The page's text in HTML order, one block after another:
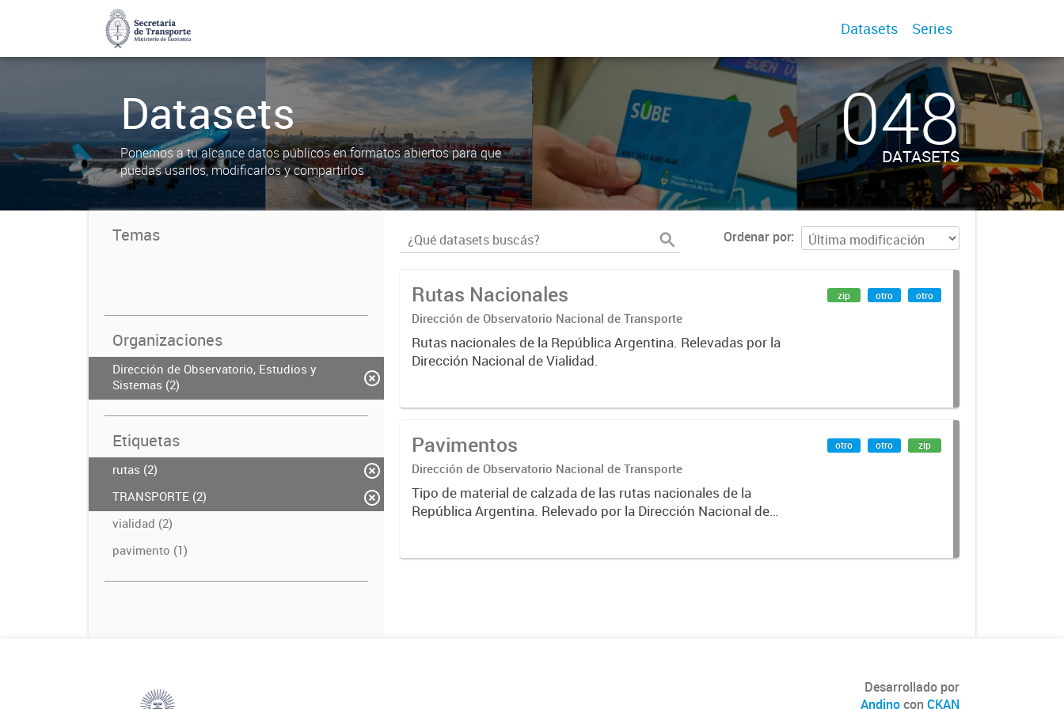
Datasets Series
Datasets
Ponemos a tu alcance datos públicos en formatos abiertos para que
puedas usarlos, modificarlos y compartirlos
048
DATASETS
Temas
Organizaciones
Dirección de Observatorio, Estudios y
Sistemas (2)
Etiquetas
rutas (2)
TRANSPORTE (2)
vialidad (2)
pavimento (1)
Ordenar por
Rutas Nacionales
Dirección de Observatorio Nacional de Transporte
Rutas nacionales de la República Argentina. Relevadas por la
Dirección Nacional de Vialidad.
zip otro otro
Pavimentos
Dirección de Observatorio Nacional de Transporte
Tipo de material de calzada de las rutas nacionales de la
República Argentina. Relevado por la Dirección Nacional de
otro otro zip
Desarrollado por
Andinocon CKAN